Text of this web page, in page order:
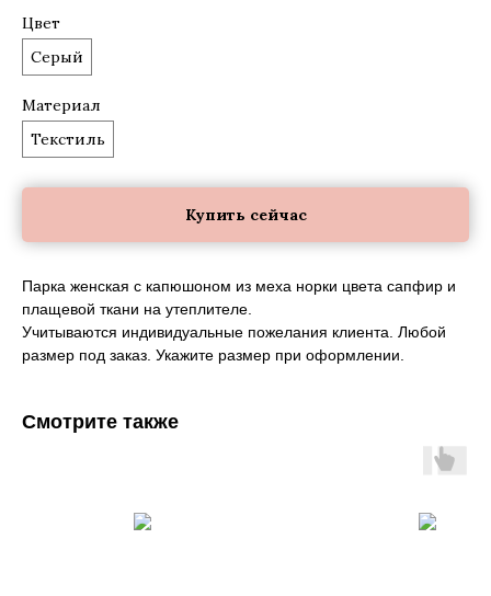
Цвет
Серый
Материал
Текстиль
Купить сейчас
Парка женская с капюшоном из меха норки цвета сапфир и
плащевой ткани на утеплителе.
Учитываются индивидуальные пожелания клиента. Любой
размер под заказ. Укажите размер при оформлении.
Смотрите также